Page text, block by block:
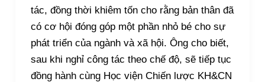
tác, đồng thời khiêm tốn cho rằng bản thân đã
có cơ hội đóng góp một phần nhỏ bé cho sự
phát triển của ngành và xã hội. Ông cho biết,
sau khi nghỉ công tác theo chế độ, sẽ tiếp tục
đồng hành cùng Học viện Chiến lược KH&CN